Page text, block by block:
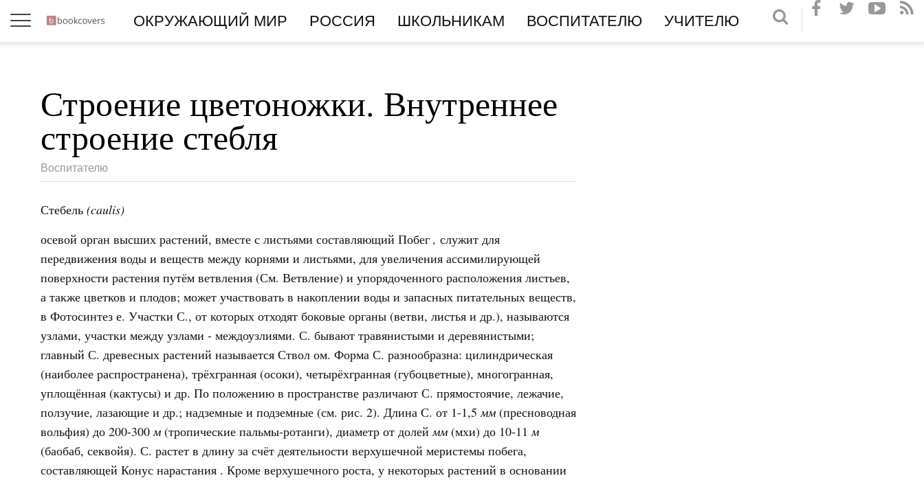
ОКРУЖАЮЩИЙ МИР РОССИЯ ШКОЛЬНИКАМ ВОСПИТАТЕЛЮ УЧИТЕЛЮ
Строение цветоножки. Внутреннее
строение стебля
Воспитателю
Стебель (caulis)
осевой орган высших растений, вместе с листьями составляющий Побег , служит для
передвижения воды и веществ между корнями и листьями, для увеличения ассимилирующей
поверхности растения путём ветвления (См. Ветвление) и упорядоченного расположения листьев,
а также цветков и плодов; может участвовать в накоплении воды и запасных питательных веществ,
в Фотосинтез е. Участки С., от которых отходят боковые органы (ветви, листья и др.), называются
узлами, участки между узлами - междоузлиями. С. бывают травянистыми и деревянистыми;
главный С. древесных растений называется Ствол ом. Форма С. разнообразна: цилиндрическая
(наиболее распространена), трёхгранная (осоки), четырёхгранная (губоцветные), многогранная,
уплощённая (кактусы) и др. По положению в пространстве различают С. прямостоячие, лежачие,
ползучие, лазающие и др.; надземные и подземные (см. рис. 2). Длина С. от 1-1,5мм (пресноводная
вольфия) до 200-300м (тропические пальмы-ротанги), диаметр от долеймм (мхи) до 10-11м
(баобаб, секвойя). С. растет в длину за счёт деятельности верхушечной меристемы побега,
составляющей Конус нарастания . Кроме верхушечного роста, у некоторых растений в основании